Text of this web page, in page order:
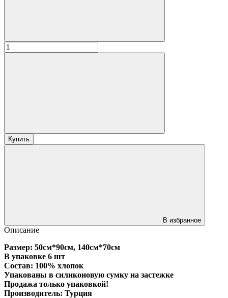
Купить
В избранное
Описание
Размер: 50см*90см, 140см*70см
В упаковке 6 шт
Состав: 100% хлопок
Упакованы в силиконовую сумку на застежке
Продажа только упаковкой!
Производитель: Турция